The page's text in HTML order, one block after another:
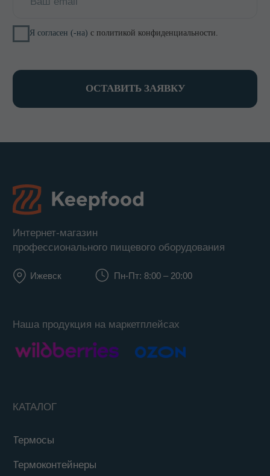
Доставка и оплата
Оптовикам
Контакты
КОНТАКТЫ
8 800 700-15-38
© 2022–2026. Keepfood